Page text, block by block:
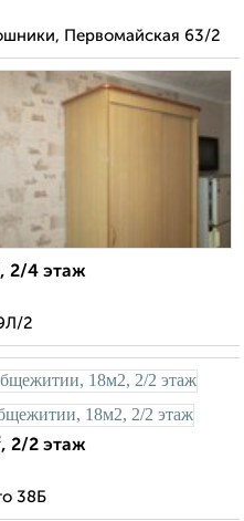
Первомайская 63/2
2/4 этаж
2
2/2 этаж
38Б